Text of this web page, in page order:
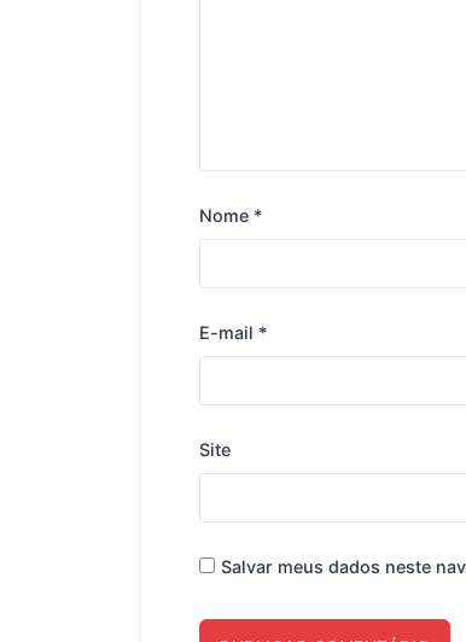
Nome *
E-mail *
Site
Salvar meus dados neste